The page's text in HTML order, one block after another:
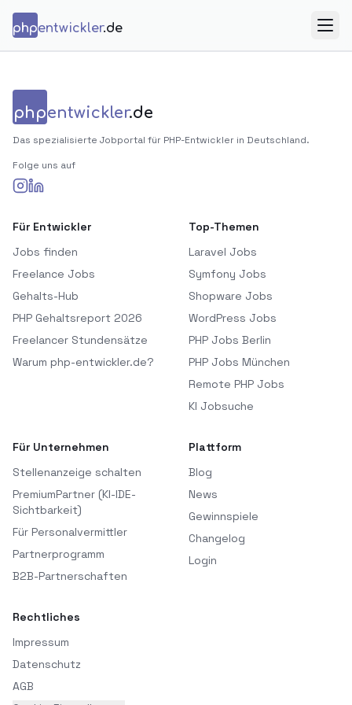
phpentwickler.de
phpentwickler.de
Das spezialisierte Jobportal für PHP-Entwickler in Deutschland.
Folge uns auf
Für Entwickler
Jobs finden
Freelance Jobs
Gehalts-Hub
PHP Gehaltsreport 2026
Freelancer Stundensätze
Warum php-entwickler.de?
Top-Themen
Laravel Jobs
Symfony Jobs
Shopware Jobs
WordPress Jobs
PHP Jobs Berlin
PHP Jobs München
Remote PHP Jobs
KI Jobsuche
Für Unternehmen
Stellenanzeige schalten
PremiumPartner (KI-IDE-
Sichtbarkeit)
Für Personalvermittler
Partnerprogramm
B2B-Partnerschaften
Plattform
Blog
News
Gewinnspiele
Changelog
Login
Rechtliches
Impressum
Datenschutz
AGB